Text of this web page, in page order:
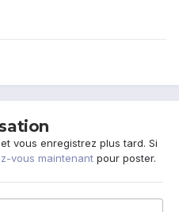
vous enregistrez plus tard. Si
vous maintenant pour poster.